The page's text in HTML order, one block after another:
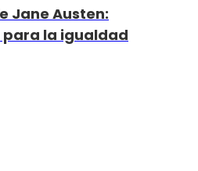
Jane Austen:
la igualdad